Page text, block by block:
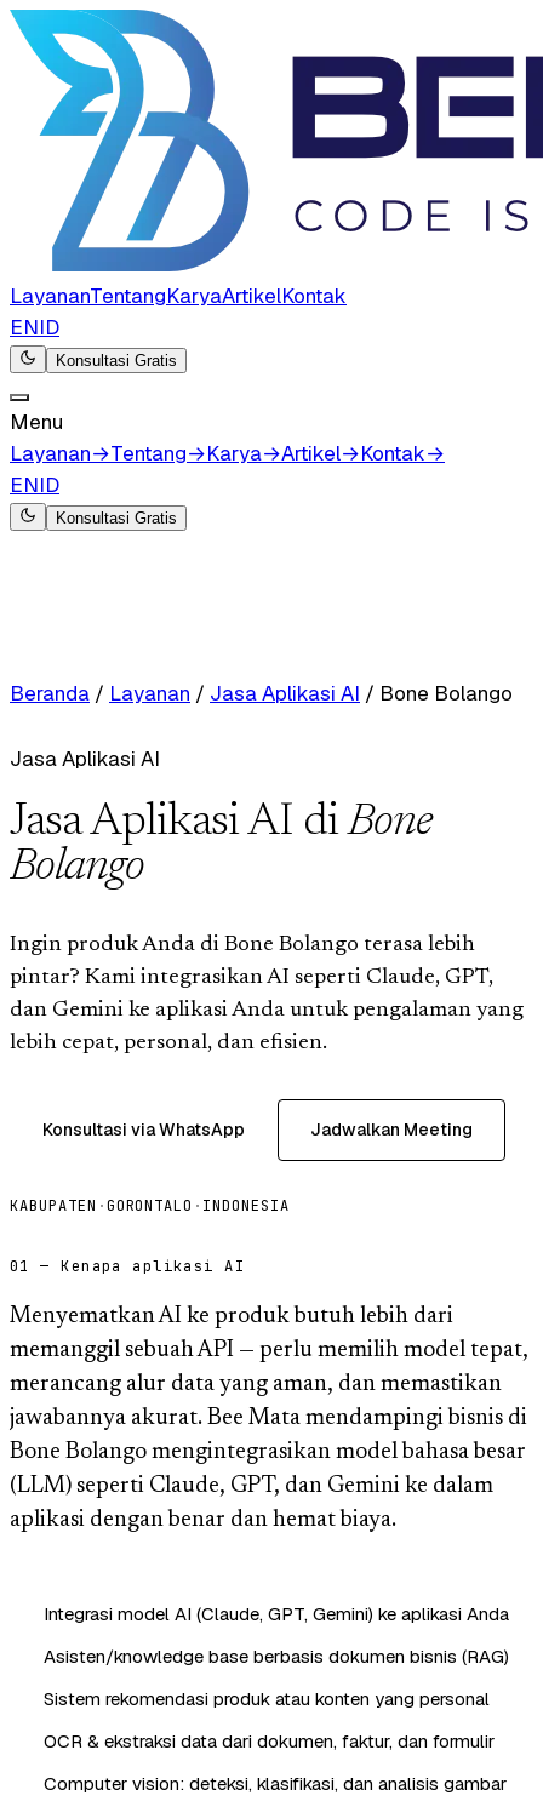
LayananTentangKaryaArtikelKontak
ENID
Konsultasi Gratis
Menu
Layanan→Tentang→Karya→Artikel→Kontak→
ENID
Konsultasi Gratis
Beranda / Layanan / Jasa Aplikasi AI / Bone Bolango
Jasa Aplikasi AI
Jasa Aplikasi AI diBone
Bolango
Ingin produk Anda di Bone Bolango terasa lebih
pintar? Kami integrasikan AI seperti Claude, GPT,
dan Gemini ke aplikasi Anda untuk pengalaman yang
lebih cepat, personal, dan efisien.
Konsultasi via WhatsApp Jadwalkan Meeting
KABUPATEN ·GORONTALO · INDONESIA
01 — Kenapa aplikasi AI
Menyematkan AI ke produk butuh lebih dari
memanggil sebuah API — perlu memilih model tepat,
merancang alur data yang aman, dan memastikan
jawabannya akurat. Bee Mata mendampingi bisnis di
Bone Bolango mengintegrasikan model bahasa besar
(LLM) seperti Claude, GPT, dan Gemini ke dalam
aplikasi dengan benar dan hemat biaya.
Integrasi model AI (Claude, GPT, Gemini) ke aplikasi Anda
Asisten/knowledge base berbasis dokumen bisnis (RAG)
Sistem rekomendasi produk atau konten yang personal
OCR & ekstraksi data dari dokumen, faktur, dan formulir
Computer vision: deteksi, klasifikasi, dan analisis gambar